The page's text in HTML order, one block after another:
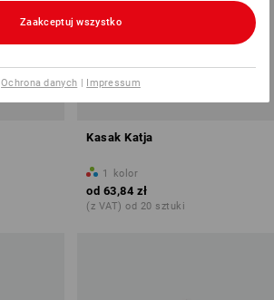
Kasak Katja
1 kolor
od 63,84 zł
(z VAT) od 20 sztuki
Zaakceptuj wszystko
Ochrona danych | Impressum